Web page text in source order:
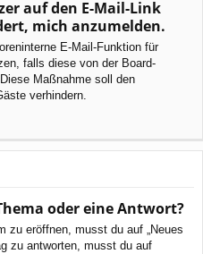
auf den E-Mail-Link
mich anzumelden.
E-Mail-Funktion für
falls diese von der Board-
Maßnahme soll den
verhindern.
oder eine Antwort?
zu eröffnen, musst du auf „Neues
zu antworten, musst du auf